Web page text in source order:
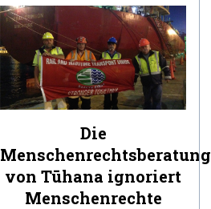
Die
Menschenrechtsberatung
von Tūhana ignoriert
Menschenrechte